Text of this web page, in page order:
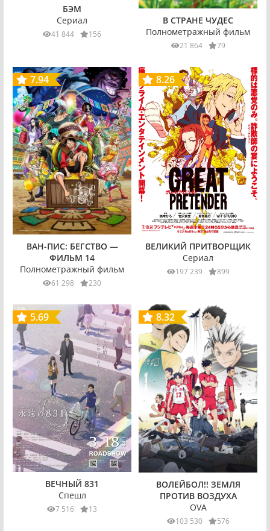
БЭМ
Сериал
41 844 156
В СТРАНЕ ЧУДЕС
Полнометражный фильм
21 864 79
7.94
ВАН-ПИС: БЕГСТВО —
ФИЛЬМ 14
Полнометражный фильм
61 298 230
8.26
ВЕЛИКИЙ ПРИТВОРЩИК
Сериал
197 239 899
5.69
ВЕЧНЫЙ 831
Спешл
7 516 13
8.32
ВОЛЕЙБОЛ!! ЗЕМЛЯ
ПРОТИВ ВОЗДУХА
OVA
103 530 576